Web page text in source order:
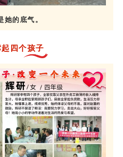
的底气。
四个孩子